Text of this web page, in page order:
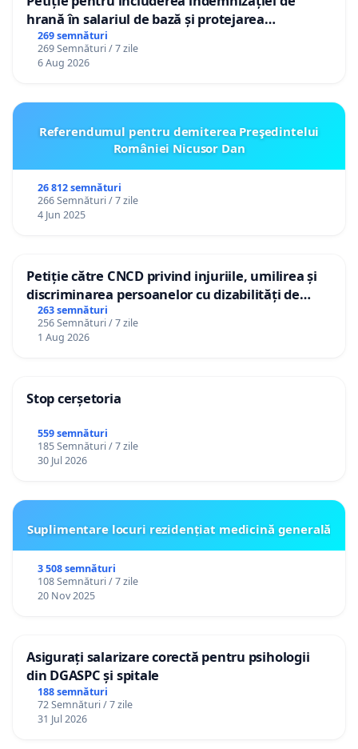
hrană în salariul de bază și protejarea
gradațiilor de vechime pentru asistenții
personali
269 semnături
269 Semnături / 7 zile
6 Aug 2026
Referendumul pentru demiterea Preşedintelui
României Nicusor Dan
26 812 semnături
266 Semnături / 7 zile
4 Jun 2025
Petiție către CNCD privind injuriile, umilirea și
discriminarea persoanelor cu dizabilități de
către utilizatorul TikTok „Gorici”
263 semnături
256 Semnături / 7 zile
1 Aug 2026
Stop cerșetoria
559 semnături
185 Semnături / 7 zile
30 Jul 2026
Suplimentare locuri rezidențiat medicină generală
3 508 semnături
108 Semnături / 7 zile
20 Nov 2025
Asigurați salarizare corectă pentru psihologii
din DGASPC și spitale
188 semnături
72 Semnături / 7 zile
31 Jul 2026